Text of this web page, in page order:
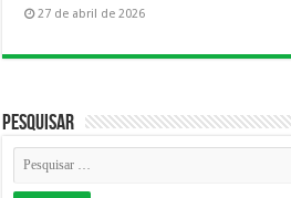
27 de abril de 2026
Pesquisar